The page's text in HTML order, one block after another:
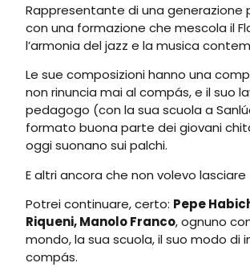
Rappresentante di una generazione
con una formazione che mescola il
l’armonia del jazz e la musica
Le sue composizioni hanno una
non rinuncia mai al compás, e il suo
pedagogo (con la sua scuola a
formato buona parte dei giovani
oggi suonano sui palchi.
E altri ancora che non volevo lasciare
Potrei continuare, certo: Pepe
Riqueni, Manolo Franco, ognuno
mondo, la sua scuola, il suo modo di
compás.